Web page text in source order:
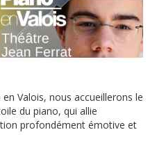
Valois, nous accueillerons le
du piano, qui allie
profondément émotive et